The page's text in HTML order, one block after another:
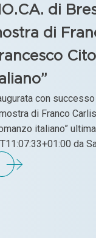
di
di
con
di Franco
italiano”
da